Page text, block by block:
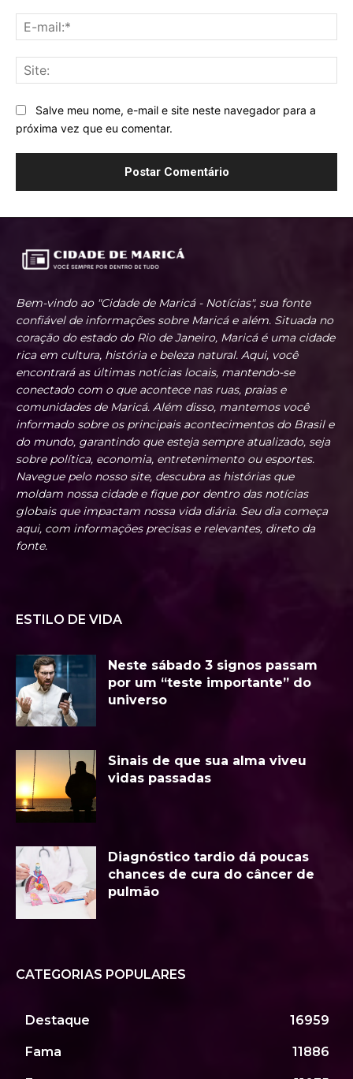
Salve meu nome, e-mail e site neste navegador para a
próxima vez que eu comentar.
Bem-vindo ao "Cidade de Maricá - Notícias", sua fonte
confiável de informações sobre Maricá e além. Situada no
coração do estado do Rio de Janeiro, Maricá é uma cidade
rica em cultura, história e beleza natural. Aqui, você
encontrará as últimas notícias locais, mantendo-se
conectado com o que acontece nas ruas, praias e
comunidades de Maricá. Além disso, mantemos você
informado sobre os principais acontecimentos do Brasil e
do mundo, garantindo que esteja sempre atualizado, seja
sobre política, economia, entretenimento ou esportes.
Navegue pelo nosso site, descubra as histórias que
moldam nossa cidade e fique por dentro das notícias
globais que impactam nossa vida diária. Seu dia começa
aqui, com informações precisas e relevantes, direto da
fonte.
ESTILO DE VIDA
Neste sábado 3 signos passam
por um “teste importante” do
universo
Sinais de que sua alma viveu
vidas passadas
Diagnóstico tardio dá poucas
chances de cura do câncer de
pulmão
CATEGORIAS POPULARES
Destaque 16959
Fama 11886